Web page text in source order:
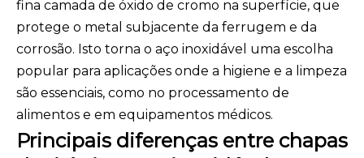
fina camada de óxido de cromo na superfície, que
protege o metal subjacente da ferrugem e da
corrosão. Isto torna o aço inoxidável uma escolha
popular para aplicações onde a higiene e a limpeza
são essenciais, como no processamento de
alimentos e em equipamentos médicos.
Principais diferenças entre chapas